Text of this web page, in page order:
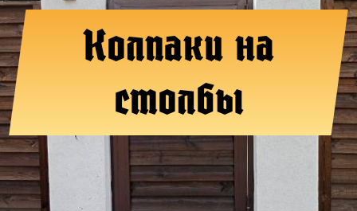
Колпаки на
столбы